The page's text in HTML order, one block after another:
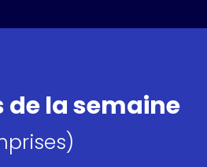
de la semaine